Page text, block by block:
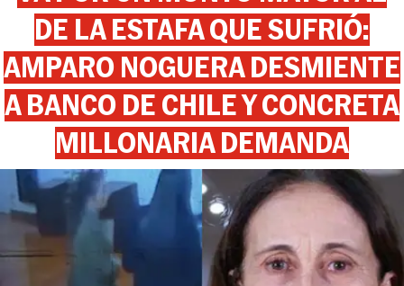
DE LA ESTAFA QUE SUFRIÓ:
AMPARO NOGUERA DESMIENTE
A BANCO DE CHILE Y CONCRETA
MILLONARIA DEMANDA